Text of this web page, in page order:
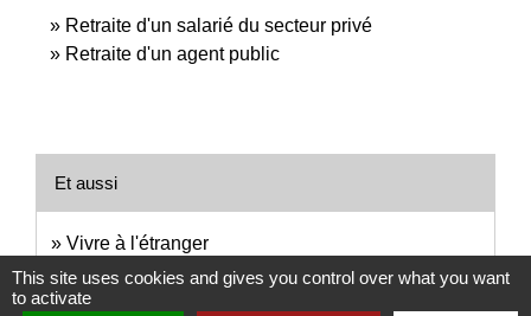
Retraite d'un salarié du secteur privé
Retraite d'un agent public
Et aussi
Vivre à l'étranger
Étranger - Europe
Chômage : démarches auprès de Pôle emploi
This site uses cookies and gives you control over what you want
to activate